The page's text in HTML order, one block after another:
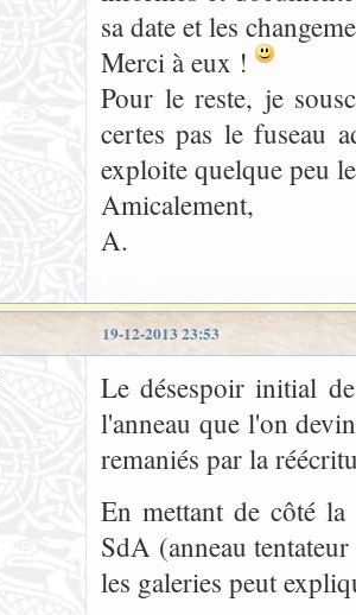
sa date et les
Merci à eux !
Pour le reste, je
certes pas le fuseau
exploite quelque peu
Amicalement,
A.
19-12-2013 23:53
Le désespoir initial
l'anneau que l'on
remaniés par la
En mettant de côté
SdA (anneau
les galeries peut